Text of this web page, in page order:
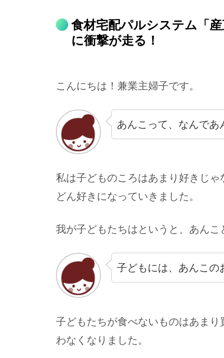
食材宅配パルシステム「
に衝撃が走る！
こんにちは！兼業主婦子です。
あんこって、なんであ
私は子どものころはあまり好きじ
どん好きになっていきました。
我が子どもたちはというと、あんこ
子どもには、あんこの
子どもたちが食べないものはあま
わなくなりました。